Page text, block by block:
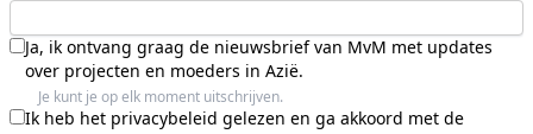
Ja, ik ontvang graag de nieuwsbrief van MvM met updates
over projecten en moeders in Azië.
Je kunt je op elk moment uitschrijven.
Ik heb het privacybeleid gelezen en ga akkoord met de